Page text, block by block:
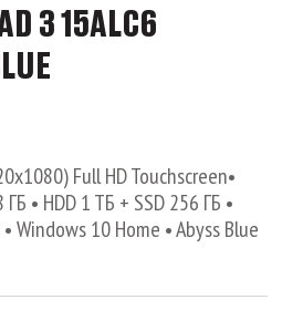
3 15ALC6
Full HD Touchscreen•
• HDD 1 TБ + SSD 256 ГБ •
Windows 10 Home • Abyss Blue